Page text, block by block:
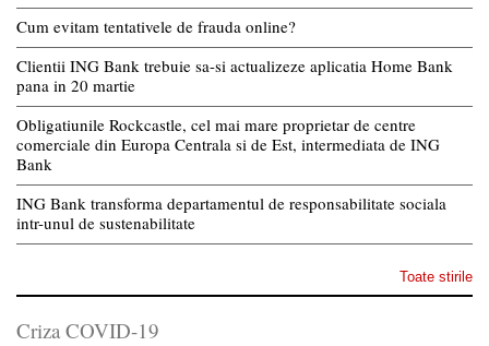
Cum evitam tentativele de frauda online?
Clientii ING Bank trebuie sa-si actualizeze aplicatia Home Bank
pana in 20 martie
Obligatiunile Rockcastle, cel mai mare proprietar de centre
comerciale din Europa Centrala si de Est, intermediata de ING
Bank
ING Bank transforma departamentul de responsabilitate sociala
intr-unul de sustenabilitate
Toate stirile
Criza COVID-19